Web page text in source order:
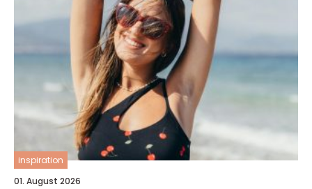
inspiration
01. August 2026